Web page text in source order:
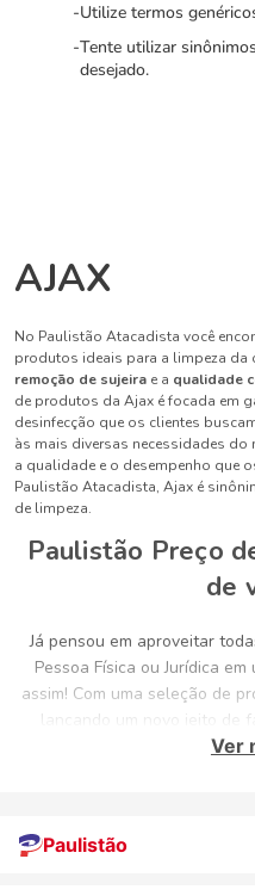
Utilize termos
Tente utilizar
desejado.
AJAX
No Paulistão Atacadista você
produtos ideais para a limpeza da
remoção de sujeira e a qualidade
de produtos da Ajax é focada em
desinfecção que os clientes
às mais diversas necessidades
a qualidade e o desempenho que
Paulistão Atacadista, Ajax é
de limpeza.
Paulistão Preço
de
Já pensou em aproveitar
Pessoa Física ou Jurídica
assim! Com uma seleção de
lançando um novo jeito de
oferecemos preços de
a vida tem de melhor!
Ver
Paulistão